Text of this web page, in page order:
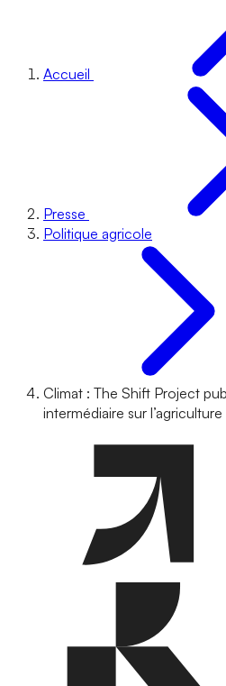
Accueil
Presse
Politique agricole
Climat : The Shift Project
intermédiaire sur l’agriculture